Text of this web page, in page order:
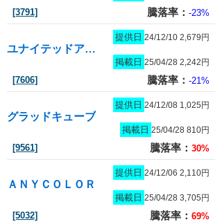
[3791] 騰落率： -23%
ユナイテッドアローズ
提供日 24/12/10 2,679円
掲載日 25/04/28 2,242円
[7606] 騰落率： -21%
グラッドキューブ
提供日 24/12/08 1,025円
掲載日 25/04/28 810円
[9561] 騰落率： 30%
ＡＮＹＣＯＬＯＲ
提供日 24/12/06 2,110円
掲載日 25/04/28 3,705円
[5032] 騰落率： 69%